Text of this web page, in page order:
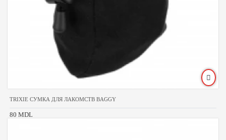
TRIXIE СУМКА ДЛЯ ЛАКОМСТВ BAGGY
80 MDL